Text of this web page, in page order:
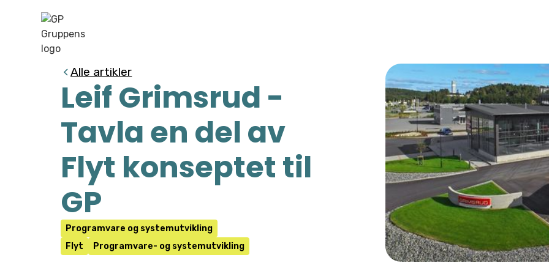
Alle artikler
Programvare og systemutvikling
Flyt
Programvare- og systemutvikling
Leif Grimsrud -
Tavla en del av
Flyt konseptet til
GP